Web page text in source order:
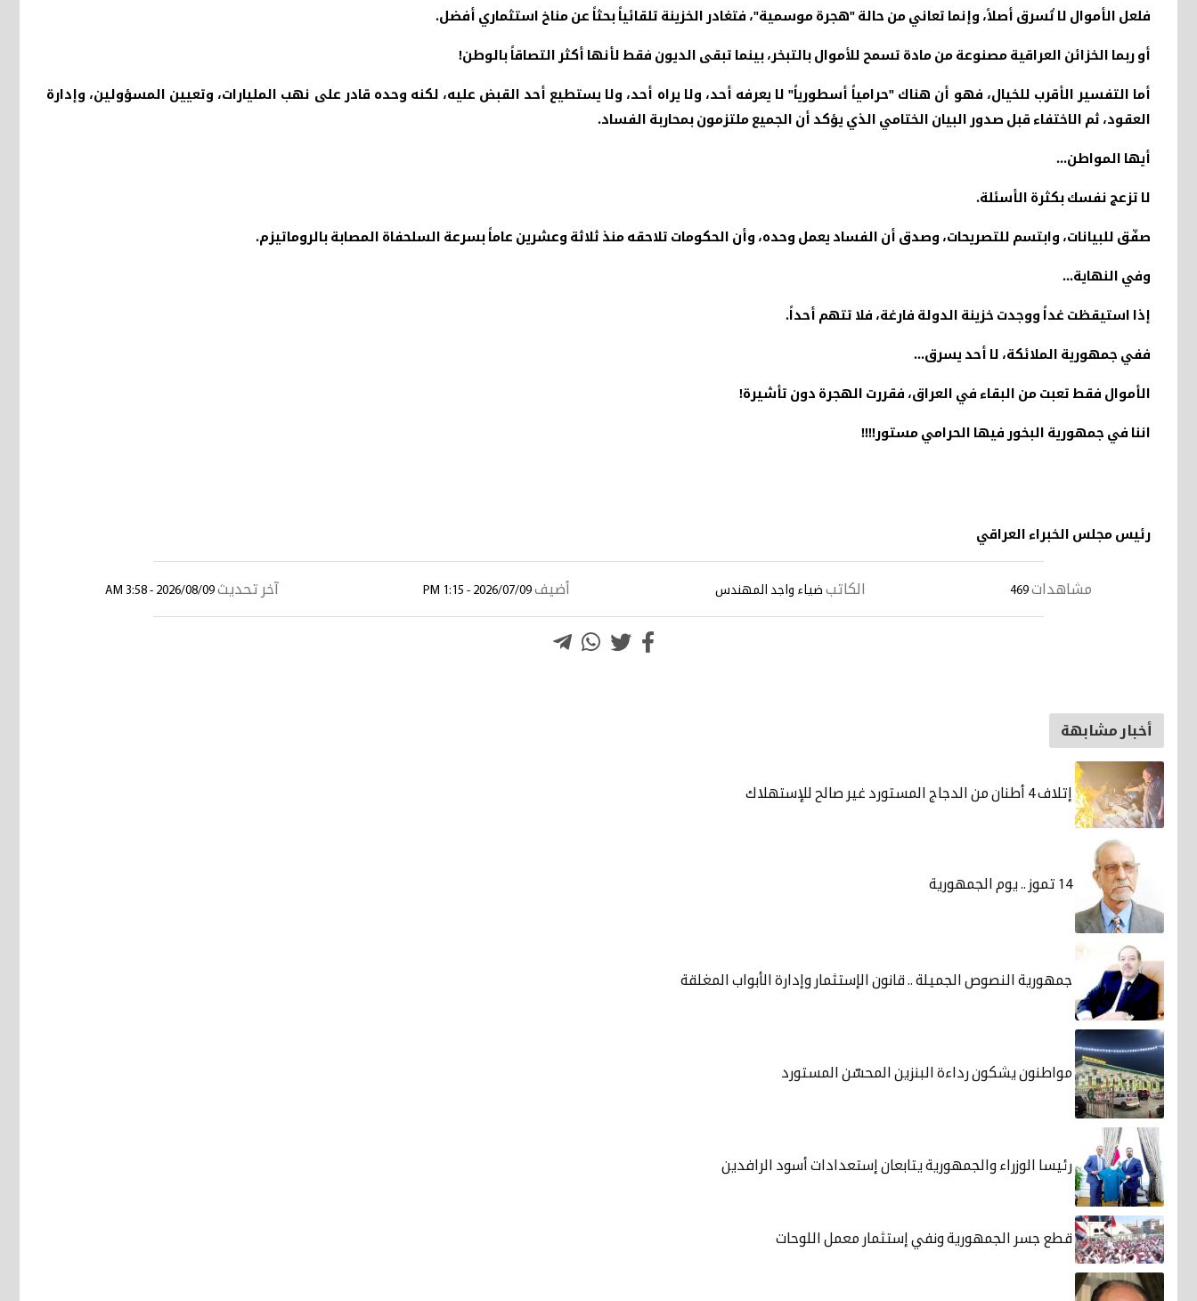
فلعل الأموال لا تُسرق أصلاً، وإنما تعاني من حالة "هجرة موسمية"، فتغادر الخزينة تلقائياً بحثاً عن مناخ استثماري أفضل.
أو ربما الخزائن العراقية مصنوعة من مادة تسمح للأموال بالتبخر، بينما تبقى الديون فقط لأنها أكثر التصاقاً بالوطن!
أما التفسير الأقرب للخيال، فهو أن هناك "حرامياً أسطورياً" لا يعرفه أحد، ولا يراه أحد، ولا يستطيع أحد القبض عليه، لكنه وحده قادر على نهب المليارات، وتعيين المسؤولين، وإدارة
العقود، ثم الاختفاء قبل صدور البيان الختامي الذي يؤكد أن الجميع ملتزمون بمحاربة الفساد.
أيها المواطن...
لا تزعج نفسك بكثرة الأسئلة.
صفّق للبيانات، وابتسم للتصريحات، وصدق أن الفساد يعمل وحده، وأن الحكومات تلاحقه منذ ثلاثة وعشرين عاماً بسرعة السلحفاة المصابة بالروماتيزم.
وفي النهاية...
إذا استيقظت غداً ووجدت خزينة الدولة فارغة، فلا تتهم أحداً.
ففي جمهورية الملائكة، لا أحد يسرق...
الأموال فقط تعبت من البقاء في العراق، فقررت الهجرة دون تأشيرة!
اننا في جمهورية البخور فيها الحرامي مستور !!!!
رئيس مجلس الخبراء العراقي
مشاهدات 469 الكاتب ضياء واجد المهندس أضيف 2026/07/09 - 1:15 PM آخر تحديث 2026/08/09 - 3:58 AM
أخبار مشابهة
إتلاف 4 أطنان من الدجاج المستورد غير صالح للإستهلاك
14 تموز .. يوم الجمهورية
جمهورية النصوص الجميلة .. قانون الإستثمار وإدارة الأبواب المغلقة
مواطنون يشكون رداءة البنزين المحسّن المستورد
رئيسا الوزراء والجمهورية يتابعان إستعدادات أسود الرافدين
قطع جسر الجمهورية ونفي إستثمار معمل اللوحات